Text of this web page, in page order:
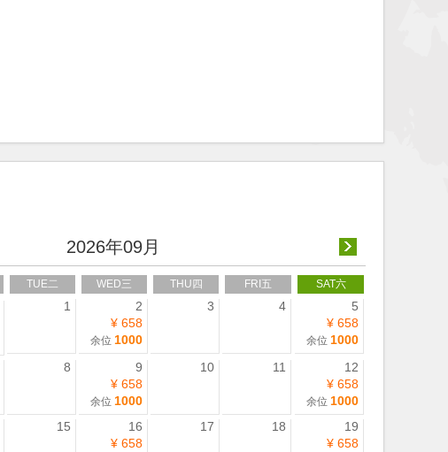
2026年09月
TUE二 WED三 THU四 FRI五 SAT六
1
2
¥ 658
余位 1000
3 4
5
¥ 658
余位 1000
8
9
¥ 658
余位 1000
10 11
12
¥ 658
余位 1000
15
16
¥ 658
17 18
19
¥ 658